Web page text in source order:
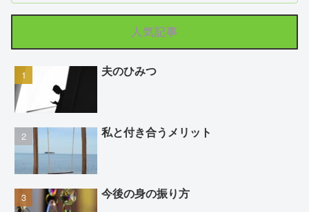
人気記事
夫のひみつ
私と付き合うメリット
今後の身の振り方